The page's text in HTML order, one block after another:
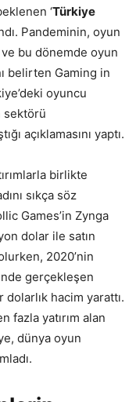
‘Türkiye
Pandeminin, oyun
ve bu dönemde oyun
belirten Gaming in
oyuncu
sektörü
açıklamasını yaptı.
birlikte
sıkça söz
Games’in Zynga
dolar ile satın
2020’nin
gerçekleşen
dolarlık hacim yarattı.
fazla yatırım alan
dünya oyun